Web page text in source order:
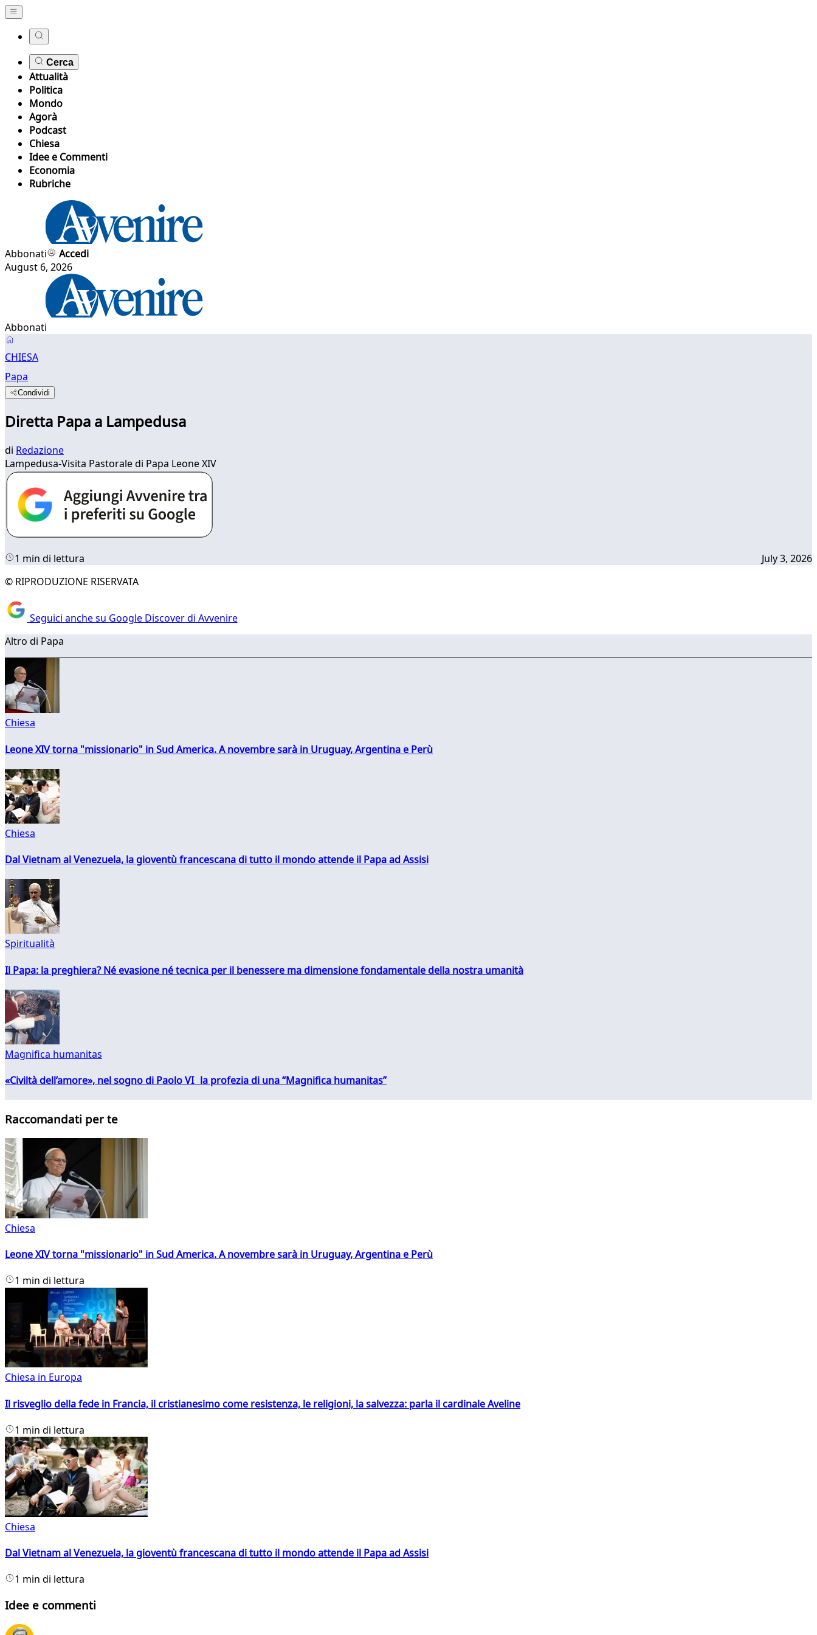
Cerca
Attualità
Politica
Mondo
Agorà
Podcast
Chiesa
Idee e Commenti
Economia
Rubriche
Abbonati
Accedi
August 6, 2026
Abbonati
CHIESA
Papa
Condividi
Diretta Papa a Lampedusa
di Redazione
Lampedusa-Visita Pastorale di Papa Leone XIV
1 min di lettura
July 3, 2026
© RIPRODUZIONE RISERVATA
Seguici anche su Google Discover di Avvenire
Altro di Papa
Chiesa
Leone XIV torna "missionario" in Sud America. A novembre sarà in Uruguay, Argentina e Perù
Chiesa
Dal Vietnam al Venezuela, la gioventù francescana di tutto il mondo attende il Papa ad Assisi
Spiritualità
Il Papa: la preghiera? Né evasione né tecnica per il benessere ma dimensione fondamentale della nostra umanità
Magnifica humanitas
«Civiltà dell’amore», nel sogno di Paolo VI la profezia di una “Magnifica humanitas”
Raccomandati per te
Chiesa
Leone XIV torna "missionario" in Sud America. A novembre sarà in Uruguay, Argentina e Perù
1 min di lettura
Chiesa in Europa
Il risveglio della fede in Francia, il cristianesimo come resistenza, le religioni, la salvezza: parla il cardinale Aveline
1 min di lettura
Chiesa
Dal Vietnam al Venezuela, la gioventù francescana di tutto il mondo attende il Papa ad Assisi
1 min di lettura
Idee e commenti